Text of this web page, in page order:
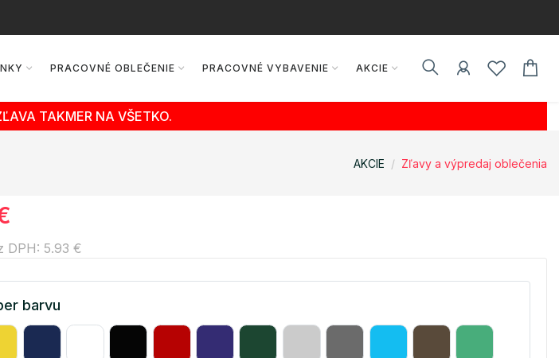
PRACOVNÉ OBLEČENIE PRACOVNÉ VYBAVENIE AKCIE
TAKMER NA VŠETKO.
AKCIE Zľavy a výpredaj oblečenia
DPH: 5.93 €
barvu